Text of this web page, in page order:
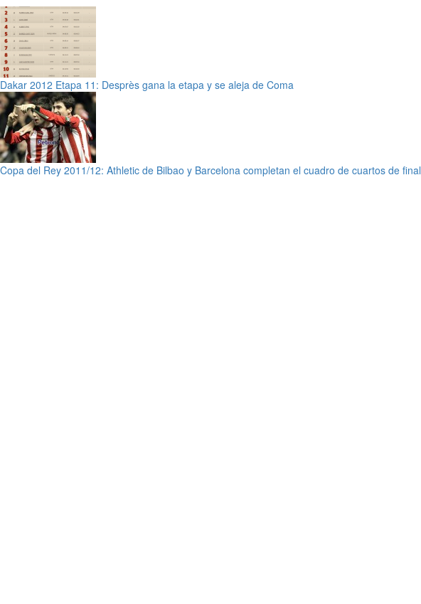
Dakar 2012 Etapa 11: Desprès gana la etapa y se aleja de Coma
Copa del Rey 2011/12: Athletic de Bilbao y Barcelona completan el cuadro de cuartos de final